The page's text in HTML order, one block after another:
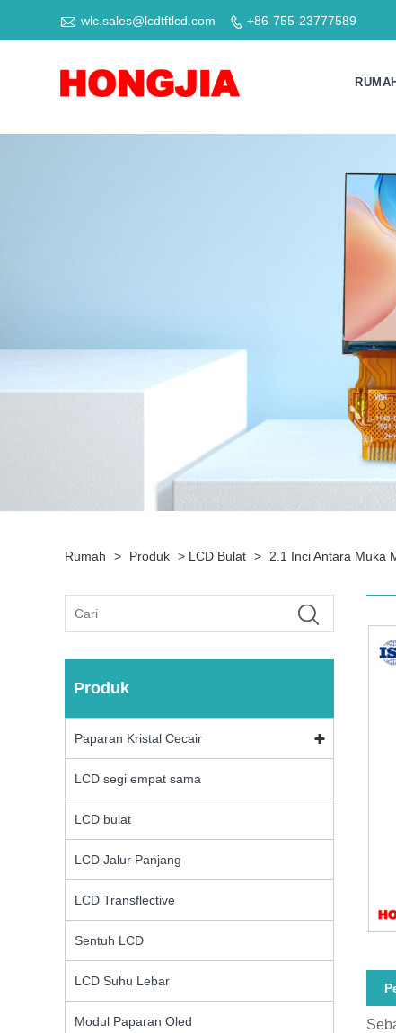
 wlc.sales@lcdtftlcd.com  +86-755-23777589
RUMAH
Rumah > Produk > LCD Bulat > 2.1 Inci Antara Muka
Produk
Paparan Kristal Cecair
LCD segi empat sama
LCD bulat
LCD Jalur Panjang
LCD Transflective
Sentuh LCD
LCD Suhu Lebar
Modul Paparan Oled